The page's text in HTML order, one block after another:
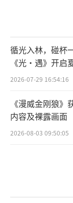
循光入林，碰杯
《光·遇》开启
2026-07-29 16:54:16
《漫威金刚狼》
内容及裸露画面
2026-08-03 09:50:05